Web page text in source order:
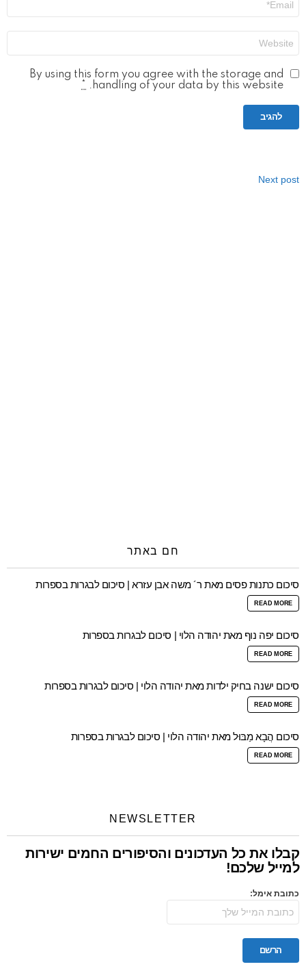
By using this form you agree with the storage and
handling of your data by this website.
Next post
חם באתר
סיכום כתנות פסים מאת ר´ משה אבן עזרא | סיכום לבגרות בספרות
READ MORE
סיכום יפה נוף מאת יהודה הלוי | סיכום לבגרות בספרות
READ MORE
סיכום ישנה בחיק ילדות מאת יהודה הלוי | סיכום לבגרות בספרות
READ MORE
סיכום הֲבָא מַבּוּל מאת יהודה הלוי | סיכום לבגרות בספרות
READ MORE
NEWSLETTER
קבלו את כל העדכונים והסיפורים החמים ישירות
למייל שלכם!
כתובת אימל: